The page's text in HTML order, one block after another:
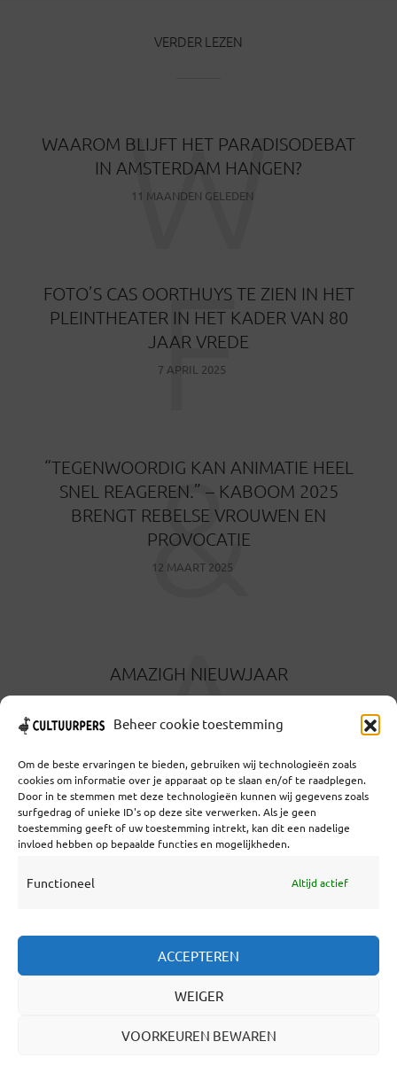
Beheer cookie toestemming
Om de beste ervaringen te bieden, gebruiken wij technologieën zoals
cookies om informatie over je apparaat op te slaan en/of te raadplegen.
Door in te stemmen met deze technologieën kunnen wij gegevens zoals
surfgedrag of unieke ID's op deze site verwerken. Als je geen
toestemming geeft of uw toestemming intrekt, kan dit een nadelige
invloed hebben op bepaalde functies en mogelijkheden.
Functioneel Altijd actief
ACCEPTEREN
WEIGER
VOORKEUREN BEWAREN
VERDER LEZEN
WAAROM BLIJFT HET PARADISODEBAT
IN AMSTERDAM HANGEN?
11 MAANDEN GELEDEN
W
FOTO’S CAS OORTHUYS TE ZIEN IN HET
PLEINTHEATER IN HET KADER VAN 80
JAAR VREDE
7 APRIL 2025
F
“TEGENWOORDIG KAN ANIMATIE HEEL
SNEL REAGEREN.” – KABOOM 2025
BRENGT REBELSE VROUWEN EN
PROVOCATIE
12 MAART 2025
&
AMAZIGH NIEUWJAAR
A
Coöperatief Cultureel Persbureau U.A. | Salzburg 29 |
3524KS Utrecht | KvK: 55573592 |Btw: